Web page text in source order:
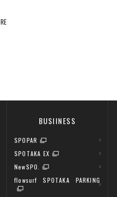
BUSIINESS
SPOPAR
SPOTAKA EX
NewSPO.
flowsurf SPOTAKA PARKING